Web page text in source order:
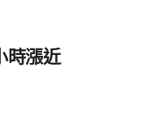
時漲近